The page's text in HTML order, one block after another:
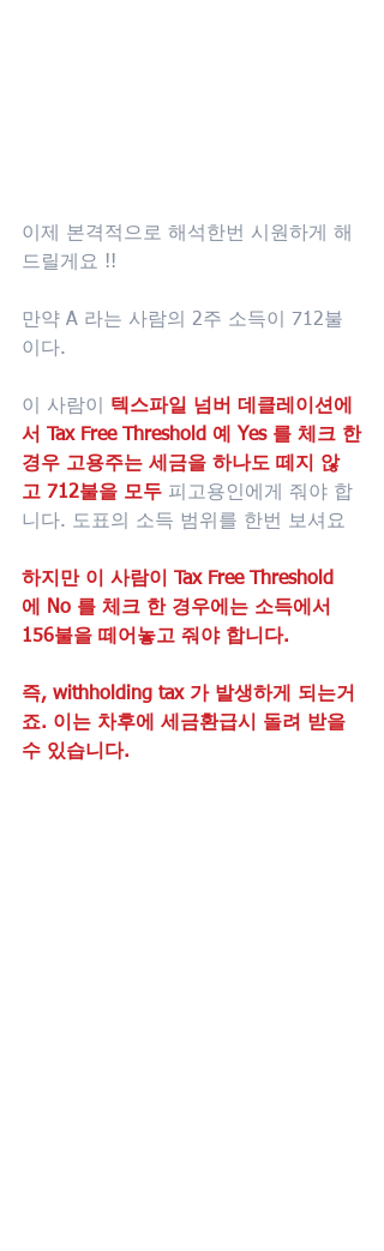
이제 본격적으로 해석한번 시원하게 해
드릴게요 !!
만약 A 라는 사람의 2주 소득이 712불
이다.
이 사람이 텍스파일 넘버 데클레이션에
서 Tax Free Threshold 예 Yes 를 체크 한
경우 고용주는 세금을 하나도 떼지 않
고 712불을 모두 피고용인에게 줘야 합
니다. 도표의 소득 범위를 한번 보셔요
하지만 이 사람이 Tax Free Threshold
에 No 를 체크 한 경우에는 소득에서
156불을 떼어놓고 줘야 합니다.
즉, withholding tax 가 발생하게 되는거
죠. 이는 차후에 세금환급시 돌려 받을
수 있습니다.